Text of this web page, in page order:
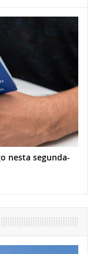
nesta segunda-